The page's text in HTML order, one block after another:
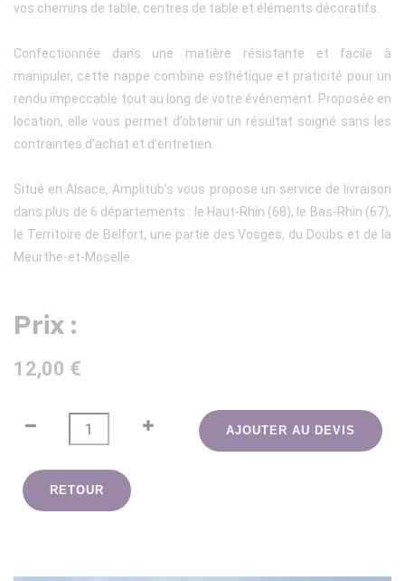
vos chemins de table, centres de table et éléments décoratifs.
Confectionnée dans une matière résistante et facile à
manipuler, cette nappe combine esthétique et praticité pour un
rendu impeccable tout au long de votre événement. Proposée en
location, elle vous permet d’obtenir un résultat soigné sans les
contraintes d’achat et d’entretien.
Situé en Alsace, Amplitub’s vous propose un service de livraison
dans plus de 6 départements : le Haut-Rhin (68), le Bas-Rhin (67),
le Territoire de Belfort, une partie des Vosges, du Doubs et de la
Meurthe-et-Moselle.
Prix :
12,00 €
AJOUTER AU DEVIS
RETOUR